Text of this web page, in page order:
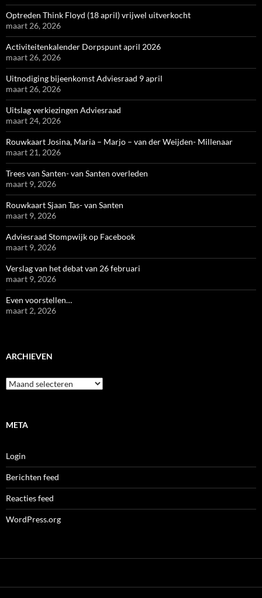
Optreden Think Floyd (18 april) vrijwel uitverkocht
maart 26, 2026
Activiteitenkalender Dorpspunt april 2026
maart 26, 2026
Uitnodiging bijeenkomst Adviesraad 9 april
maart 26, 2026
Uitslag verkiezingen Adviesraad
maart 24, 2026
Rouwkaart Josina, Maria – Marjo – van der Weijden- Millenaar
maart 21, 2026
Trees van Santen- van Santen overleden
maart 9, 2026
Rouwkaart Sjaan Tas- van Santen
maart 9, 2026
Adviesraad Stompwijk op Facebook
maart 9, 2026
Verslag van het debat van 26 februari
maart 9, 2026
Even voorstellen…
maart 2, 2026
ARCHIEVEN
Archieven
META
Login
Berichten feed
Reacties feed
WordPress.org